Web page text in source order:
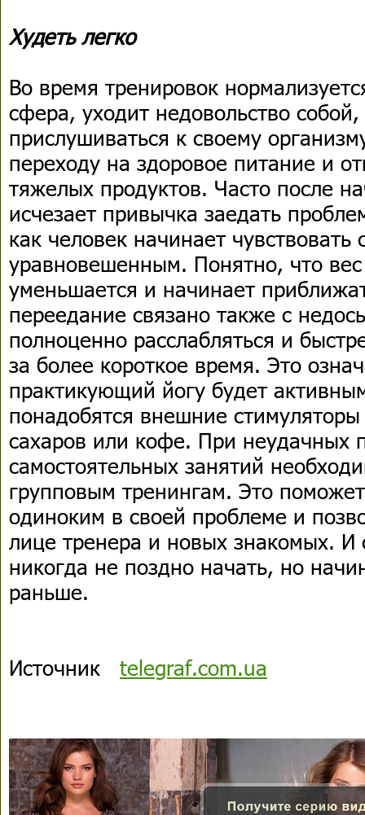
Худеть легко
Во время тренировок
сфера, уходит недовольство
прислушиваться к своему
переходу на здоровое питание и
тяжелых продуктов. Часто после
исчезает привычка заедать
как человек начинает
уравновешенным. Понятно, что
уменьшается и начинает
переедание связано также с
полноценно расслабляться и
за более короткое время. Это
практикующий йогу будет
понадобятся внешние
сахаров или кофе. При неудачных
самостоятельных занятий
групповым тренингам. Это
одиноким в своей проблеме и
лице тренера и новых знакомых. И
никогда не поздно начать, но
раньше.
Источник telegraf.com.ua